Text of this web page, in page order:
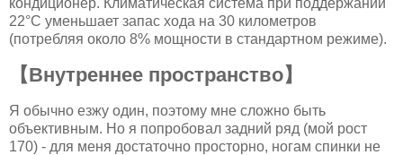
кондиционер. Климатическая система при поддержании
22°C уменьшает запас хода на 30 километров
(потребляя около 8% мощности в стандартном режиме).
【Внутреннее пространство】
Я обычно езжу один, поэтому мне сложно быть
объективным. Но я попробовал задний ряд (мой рост
170) - для меня достаточно просторно, ногам спинки не